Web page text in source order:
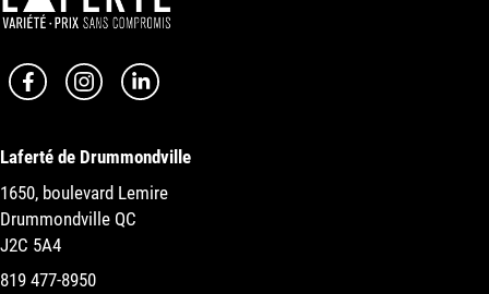
Laferté de Drummondville
1650, boulevard Lemire
Drummondville QC
J2C 5A4
819 477-8950